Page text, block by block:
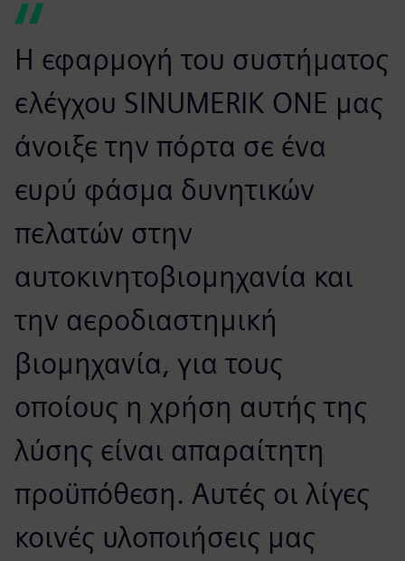
Η εφαρμογή του συστήματος
ελέγχου SINUMERIK ONE μας
άνοιξε την πόρτα σε ένα
ευρύ φάσμα δυνητικών
πελατών στην
αυτοκινητοβιομηχανία και
την αεροδιαστημική
βιομηχανία, για τους
οποίους η χρήση αυτής της
λύσης είναι απαραίτητη
προϋπόθεση. Αυτές οι λίγες
κοινές υλοποιήσεις μας